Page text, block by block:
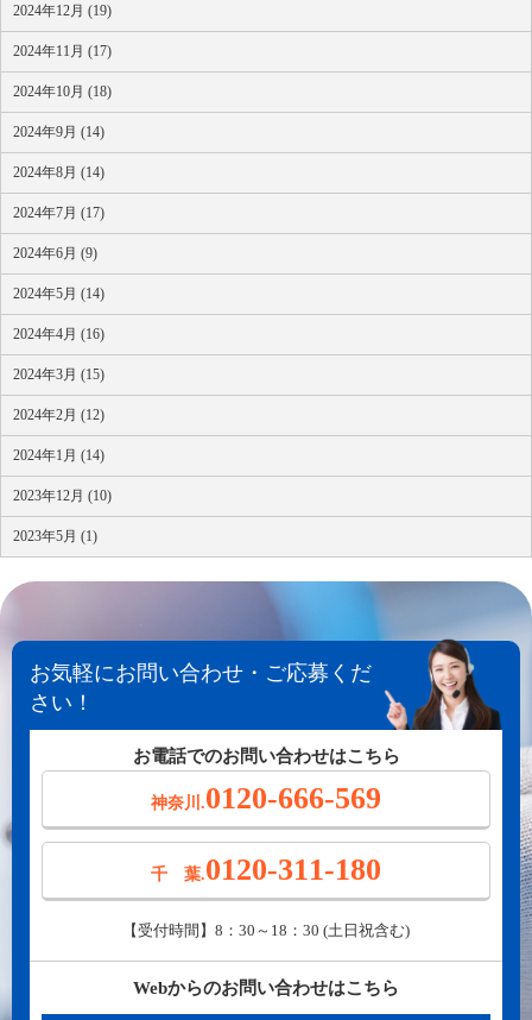
2024年12月 (19)
2024年11月 (17)
2024年10月 (18)
2024年9月 (14)
2024年8月 (14)
2024年7月 (17)
2024年6月 (9)
2024年5月 (14)
2024年4月 (16)
2024年3月 (15)
2024年2月 (12)
2024年1月 (14)
2023年12月 (10)
2023年5月 (1)
お気軽にお問い合わせ・ご応募くだ
さい！
お電話でのお問い合わせはこちら
神奈川.0120-666-569
千 葉.0120-311-180
【受付時間】8：30～18：30 (土日祝含む)
Webからのお問い合わせはこちら